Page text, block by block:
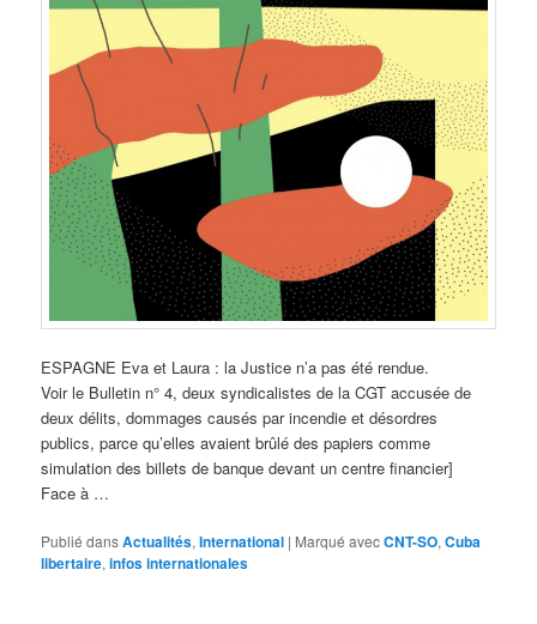
ESPAGNE Eva et Laura : la Justice n’a pas été rendue.
Voir le Bulletin n° 4, deux syndicalistes de la CGT accusée de
deux délits, dommages causés par incendie et désordres
publics, parce qu’elles avaient brûlé des papiers comme
simulation des billets de banque devant un centre financier]
Face à …
Publié dansActualités,International | Marqué avecCNT-SO,Cuba
libertaire,infos internationales